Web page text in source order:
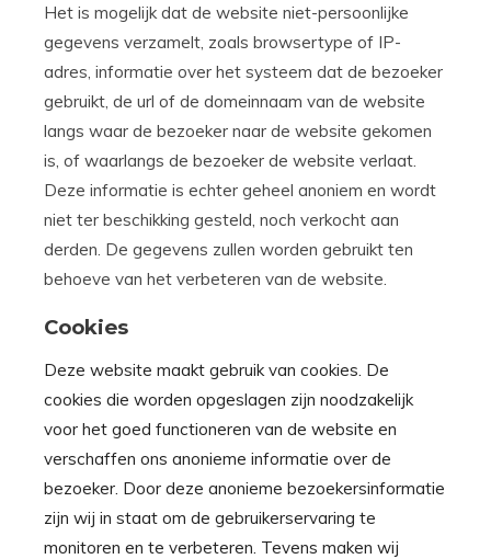
Het is mogelijk dat de website niet-persoonlijke
gegevens verzamelt, zoals browsertype of IP-
adres, informatie over het systeem dat de bezoeker
gebruikt, de url of de domeinnaam van de website
langs waar de bezoeker naar de website gekomen
is, of waarlangs de bezoeker de website verlaat.
Deze informatie is echter geheel anoniem en wordt
niet ter beschikking gesteld, noch verkocht aan
derden. De gegevens zullen worden gebruikt ten
behoeve van het verbeteren van de website.
Cookies
Deze website maakt gebruik van cookies. De
cookies die worden opgeslagen zijn noodzakelijk
voor het goed functioneren van de website en
verschaffen ons anonieme informatie over de
bezoeker. Door deze anonieme bezoekersinformatie
zijn wij in staat om de gebruikerservaring te
monitoren en te verbeteren. Tevens maken wij